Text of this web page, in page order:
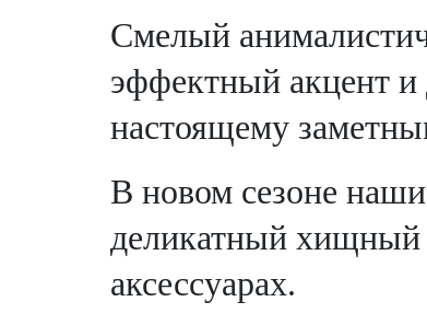
Смелый
эффектный акцент и
настоящему
В новом сезоне
деликатный хищный
аксессуарах.